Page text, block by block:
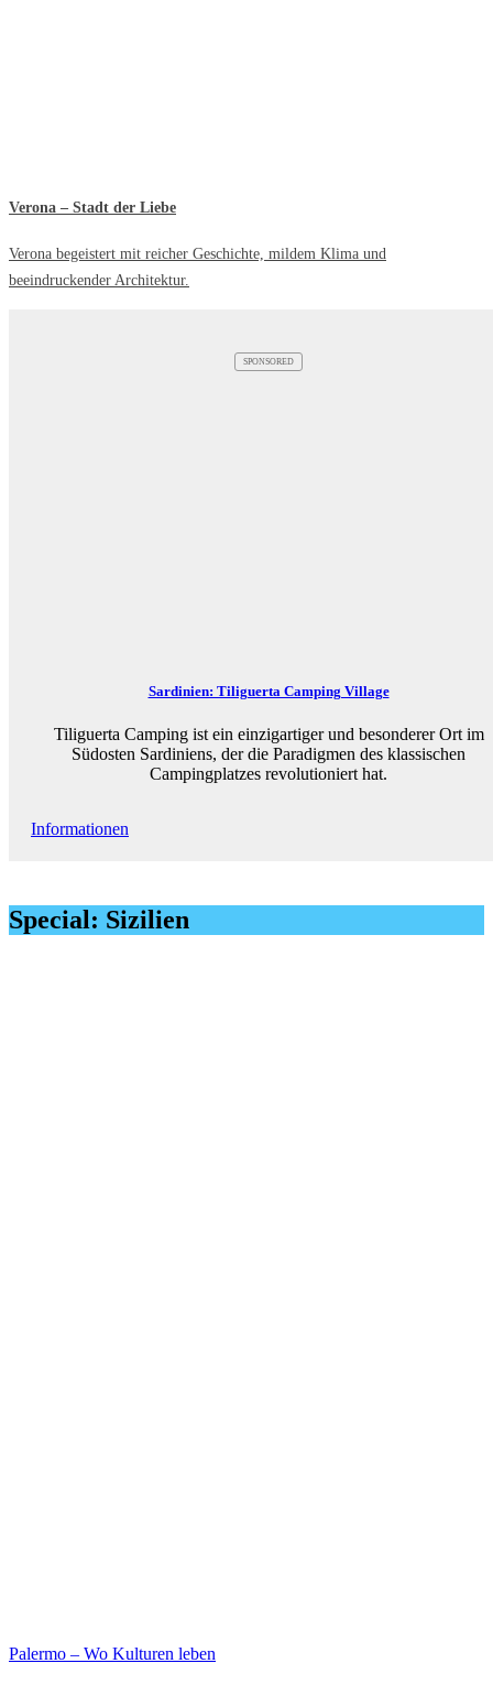
Verona – Stadt der Liebe
Verona begeistert mit reicher Geschichte, mildem Klima und
beeindruckender Architektur.
SPONSORED
Sardinien: Tiliguerta Camping Village
Tiliguerta Camping ist ein einzigartiger und besonderer Ort im
Südosten Sardiniens, der die Paradigmen des klassischen
Campingplatzes revolutioniert hat.
Informationen
Special: Sizilien
Palermo – Wo Kulturen leben